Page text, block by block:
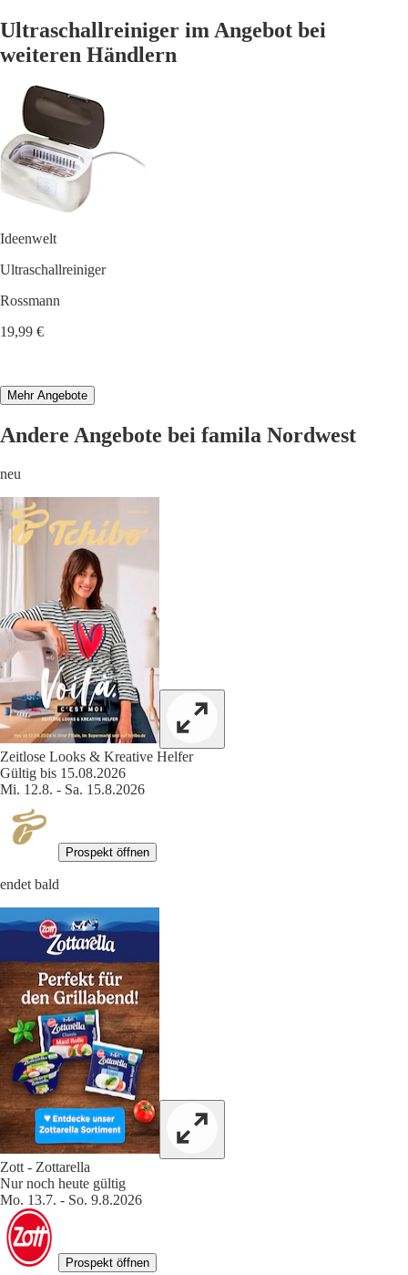
Ultraschallreiniger im Angebot bei
weiteren Händlern
Ideenwelt
Ultraschallreiniger
Rossmann
19,99 €
Mehr Angebote
Andere Angebote bei famila Nordwest
neu
Zeitlose Looks & Kreative Helfer
Gültig bis 15.08.2026
Mi. 12.8. - Sa. 15.8.2026
Prospekt öffnen
endet bald
Zott - Zottarella
Nur noch heute gültig
Mo. 13.7. - So. 9.8.2026
Prospekt öffnen